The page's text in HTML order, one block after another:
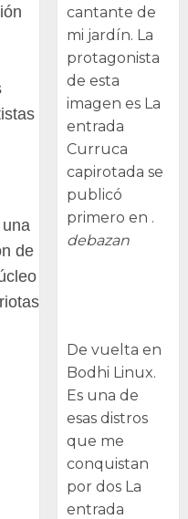
de
cantante de
mi jardín. La
protagonista
de esta
imagen es La
entrada
Curruca
capirotada se
publicó
primero en .
debazan
De vuelta en
Bodhi Linux.
Es una de
esas distros
que me
conquistan
por dos La
entrada